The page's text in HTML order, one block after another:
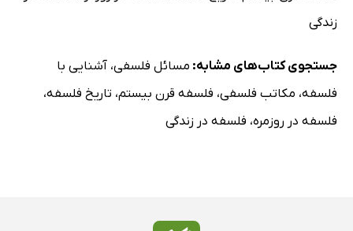
زندگی
جستجوی کتاب‌های مشابه: مسائل فلسفی، آشنایی با
فلسفه، مکاتب فلسفی، فلسفه قرن بیستم، تاریخ فلسفه،
فلسفه در روزمره، فلسفه در زندگی